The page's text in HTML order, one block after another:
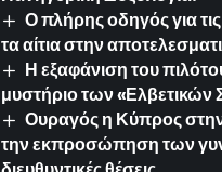
Ο πλήρης οδηγός για
τα αίτια στην
Η εξαφάνιση του
μυστήριο των «Ελβετικών
Ουραγός η Κύπρος
την εκπροσώπηση των